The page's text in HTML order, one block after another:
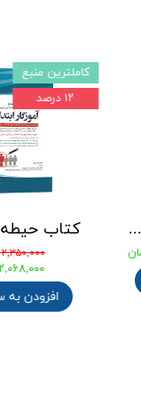
۲,۳۵۰,۰۰۰
۲,۰۶۸,۰۰۰ تومان
افزودن
کاملترین منبع
۱۲ درصد
کتاب استخدامی بانک های خصوصی و دولتی (بانکدار) 1404 انتشارات آراه